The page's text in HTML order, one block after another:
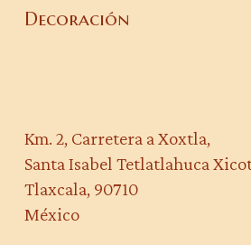
Decoración
Km. 2, Carretera a Xoxtla,
Santa Isabel Tetlatlahuca
Tlaxcala, 90710
México